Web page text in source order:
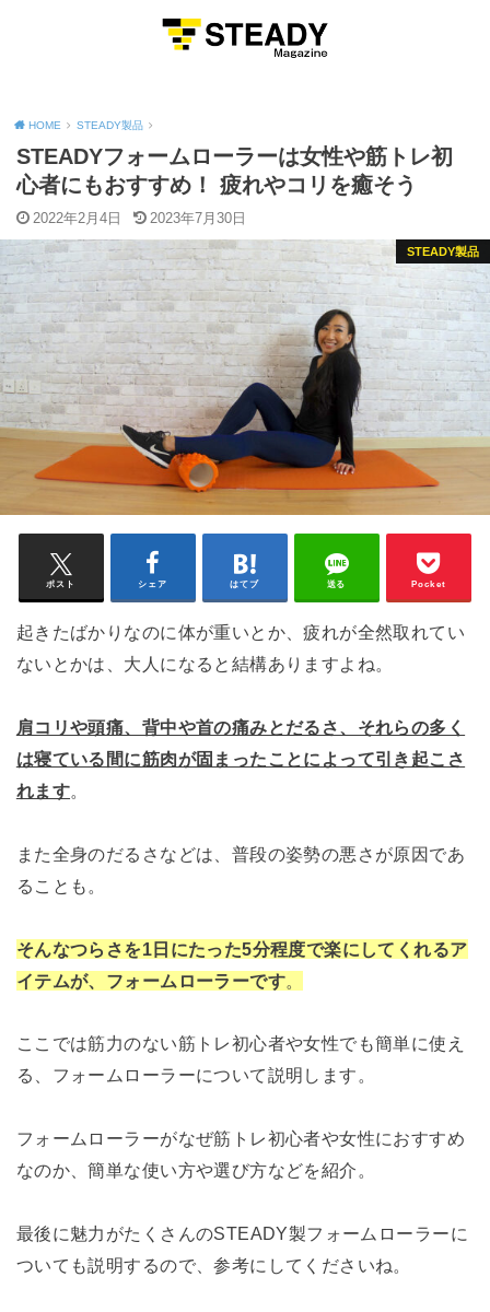
HOME STEADY製品
STEADYフォームローラーは女性や筋トレ初
心者にもおすすめ！ 疲れやコリを癒そう
2022年2月4日 2023年7月30日
STEADY製品
ポスト シェア はてブ 送る Pocket
起きたばかりなのに体が重いとか、疲れが全然取れてい
ないとかは、大人になると結構ありますよね。
肩コリや頭痛、背中や首の痛みとだるさ、それらの多く
は寝ている間に筋肉が固まったことによって引き起こさ
れます。
また全身のだるさなどは、普段の姿勢の悪さが原因であ
ることも。
そんなつらさを1日にたった5分程度で楽にしてくれるア
イテムが、フォームローラーです。
ここでは筋力のない筋トレ初心者や女性でも簡単に使え
る、フォームローラーについて説明します。
フォームローラーがなぜ筋トレ初心者や女性におすすめ
なのか、簡単な使い方や選び方などを紹介。
最後に魅力がたくさんのSTEADY製フォームローラーに
ついても説明するので、参考にしてくださいね。